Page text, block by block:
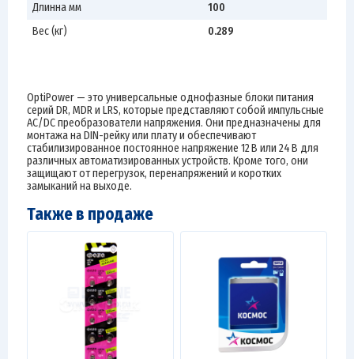
Длинна мм
100
Вес (кг)
0.289
OptiPower — это универсальные однофазные блоки питания
серий DR, MDR и LRS, которые представляют собой импульсные
AC/DC преобразователи напряжения. Они предназначены для
монтажа на DIN-рейку или плату и обеспечивают
стабилизированное постоянное напряжение 12 В или 24 В для
различных автоматизированных устройств. Кроме того, они
защищают от перегрузок, перенапряжений и коротких
замыканий на выходе.
Также в продаже